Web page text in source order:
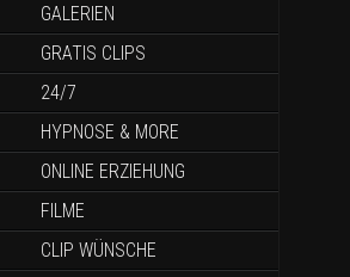
GALERIEN
GRATIS CLIPS
24/7
HYPNOSE & MORE
ONLINE ERZIEHUNG
FILME
CLIP WÜNSCHE